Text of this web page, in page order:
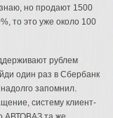
но продают 1500
то это уже около 100
рублем
один раз в Сбербанк
запомнил.
систему клиент-